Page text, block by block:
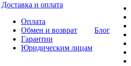
Доставка и оплата
Оплата
Обмен и возврат
Гарантии
Юридическим лицам
Блог